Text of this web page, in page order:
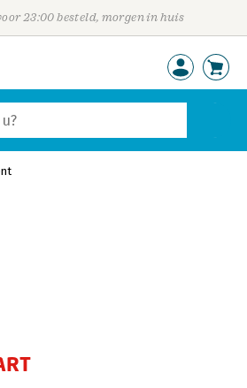
23:00 besteld, morgen in huis